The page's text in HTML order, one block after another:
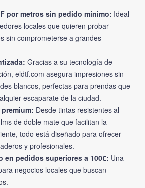
por metros sin pedido mínimo: Ideal
locales que quieren probar
sin comprometerse a grandes
Gracias a su tecnología de
eldtf.com asegura impresiones sin
blancos, perfectas para prendas que
escaparate de la ciudad.
Desde tintas resistentes al
de doble mate que facilitan la
todo está diseñado para ofrecer
y profesionales.
en pedidos superiores a 100€: Una
negocios locales que buscan